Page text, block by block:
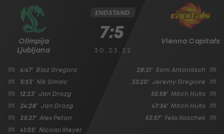
Olimpija
Ljubljana
Vienna Capitals
ENDSTAND
7:5
3:0 , 2:3 , 2:2
4:47' Blaz Gregorc
5:53' Nik Simsic
12:23' Jan Drozg
24:28' Jan Drozg
25:27' Alex Petan
41:05' Nicolai Meyer
28:21' Sam Antonitsch
33:20' Jeremy Gregoire
35:58' Mitch Hults
47:36' Mitch Hults
53:57' Felix Koschek